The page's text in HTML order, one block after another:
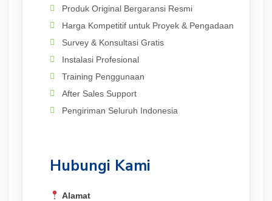
Produk Original Bergaransi Resmi
Harga Kompetitif untuk Proyek & Pengadaan
Survey & Konsultasi Gratis
Instalasi Profesional
Training Penggunaan
After Sales Support
Pengiriman Seluruh Indonesia
Hubungi Kami
Alamat